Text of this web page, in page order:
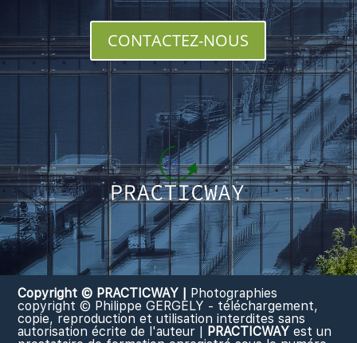
CONTACTEZ-NOUS
Copyright © PRACTICWAY | Photographies
copyright © Philippe GERGELY - téléchargement,
copie, reproduction et utilisation interdites sans
autorisation écrite de l'auteur | PRACTICWAY est un